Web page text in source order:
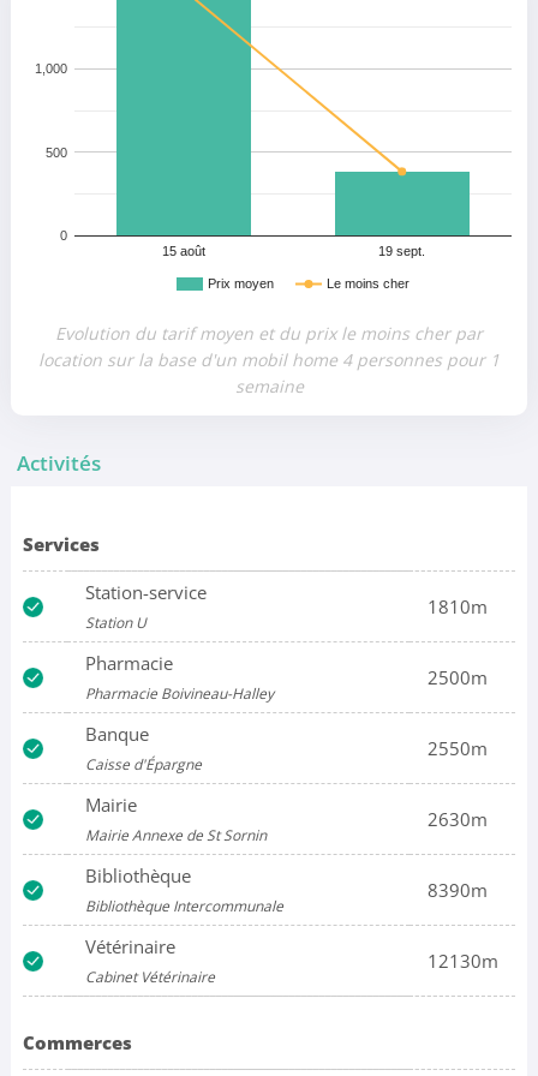
Prix moyen Le moins cher
15 août 19 sept.
0
500
1,000
Evolution du tarif moyen et du prix le moins cher par
location sur la base d'un mobil home 4 personnes pour 1
semaine
Activités
Services
Station-service
Station U
1810m
Pharmacie
Pharmacie Boivineau-Halley
2500m
Banque
Caisse d'Épargne
2550m
Mairie
Mairie Annexe de St Sornin
2630m
Bibliothèque
Bibliothèque Intercommunale
8390m
Vétérinaire
Cabinet Vétérinaire
12130m
Commerces